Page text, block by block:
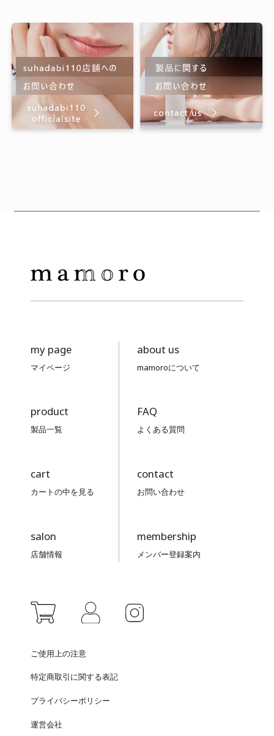
my page
マイページ
product
製品一覧
cart
カートの中を見る
salon
店舗情報
about us
mamoroについて
FAQ
よくある質問
contact
お問い合わせ
membership
メンバー登録案内
ご使用上の注意
特定商取引に関する表記
プライバシーポリシー
運営会社